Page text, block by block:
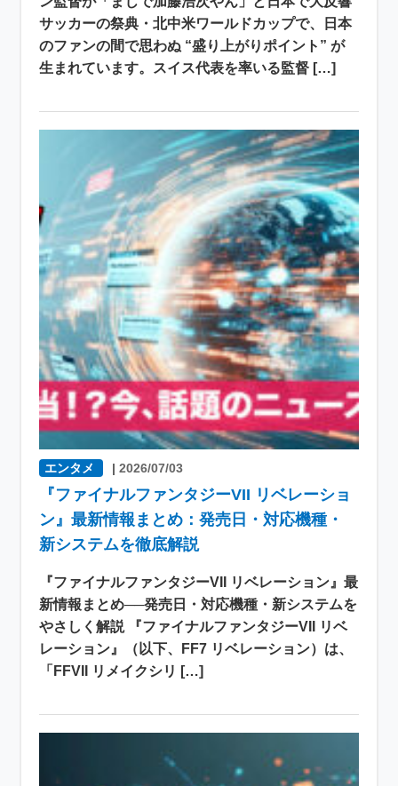
サッカーの祭典・北中米ワールドカップで、日本
のファンの間で思わぬ “盛り上がりポイント” が
生まれています。スイス代表を率いる監督 […]
エンタメ |2026/07/03
『ファイナルファンタジーVII リベレーショ
ン』最新情報まとめ：発売日・対応機種・
新システムを徹底解説
『ファイナルファンタジーVII リベレーション』最
新情報まとめ──発売日・対応機種・新システムを
やさしく解説 『ファイナルファンタジーVII リベ
レーション』（以下、FF7 リベレーション）は、
「FFVII リメイクシリ […]